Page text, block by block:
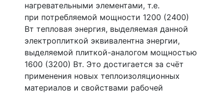
нагревательными элементами, т.е.
при потребляемой мощности 1200 (2400)
Вт тепловая энергия, выделяемая данной
электроплиткой эквивалентна энергии,
выделяемой плиткой-аналогом мощностью
1600 (3200) Вт. Это достигается за счёт
применения новых теплоизоляционных
материалов и свойствами рабочей